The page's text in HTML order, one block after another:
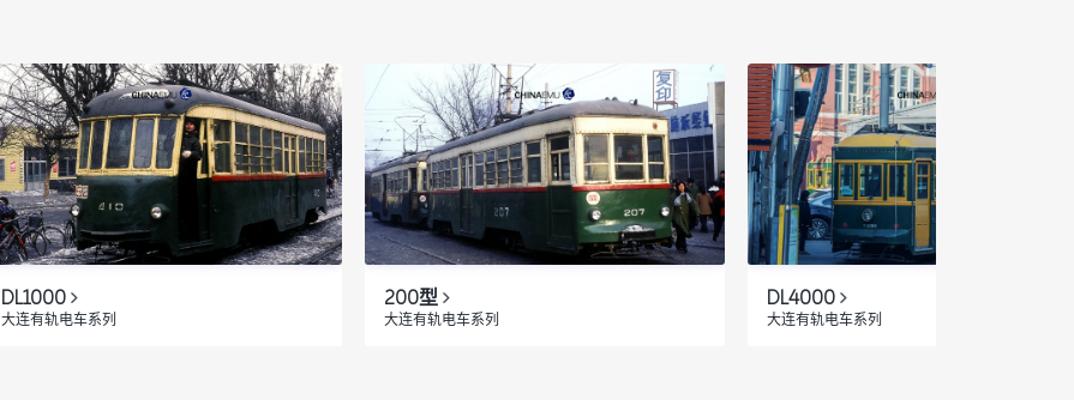
DL1000
大连有轨电车系列
200型
大连有轨电车系列
DL4000
大连有轨电车系列